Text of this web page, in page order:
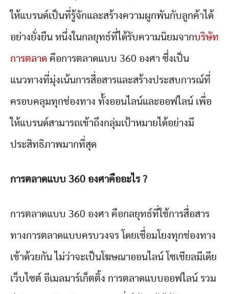
ให้แบรนด์เป็นที่รู้จักและสร้างความผูกพันกับลูกค้าได้
อย่างยั่งยืน หนึ่งในกลยุทธ์ที่ได้รับความนิยมจากบริษัท
การตลาด คือการตลาดแบบ 360 องศา ซึ่งเป็น
แนวทางที่มุ่งเน้นการสื่อสารและสร้างประสบการณ์ที่
ครอบคลุมทุกช่องทาง ทั้งออนไลน์และออฟไลน์ เพื่อ
ให้แบรนด์สามารถเข้าถึงกลุ่มเป้าหมายได้อย่างมี
ประสิทธิภาพมากที่สุด
การตลาดแบบ 360 องศาคืออะไร ?
การตลาดแบบ 360 องศา คือกลยุทธ์ที่ใช้การสื่อสาร
ทางการตลาดแบบครบวงจร โดยเชื่อมโยงทุกช่องทาง
เข้าด้วยกัน ไม่ว่าจะเป็นโฆษณาออนไลน์ โซเชียลมีเดีย
เว็บไซต์ อีเมลมาร์เก็ตติ้ง การตลาดแบบออฟไลน์ รวม